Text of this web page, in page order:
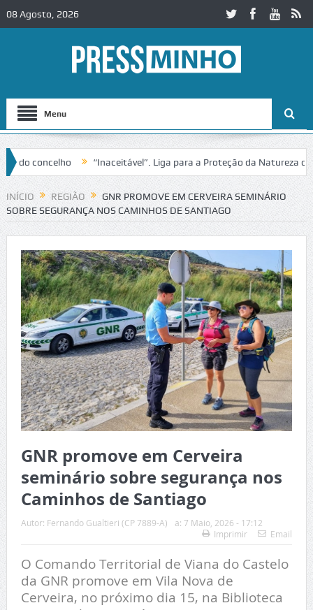
08 Agosto, 2026
Menu
concelho “Inaceitável”. Liga para a Proteção da Natureza
em Alcobaça Igreja do Castelo de Cerveira assegura
INÍCIO REGIÃO
GNR PROMOVE EM CERVEIRA SEMINÁRIO
SOBRE SEGURANÇA NOS CAMINHOS DE SANTIAGO
GNR promove em Cerveira
seminário sobre segurança nos
Caminhos de Santiago
Autor: Fernando Gualtieri (CP 7889-A) a: 7 Maio, 2026 - 17:12
Imprimir
Email
O Comando Territorial de Viana do Castelo
da GNR promove em Vila Nova de
Cerveira, no próximo dia 15, na Biblioteca